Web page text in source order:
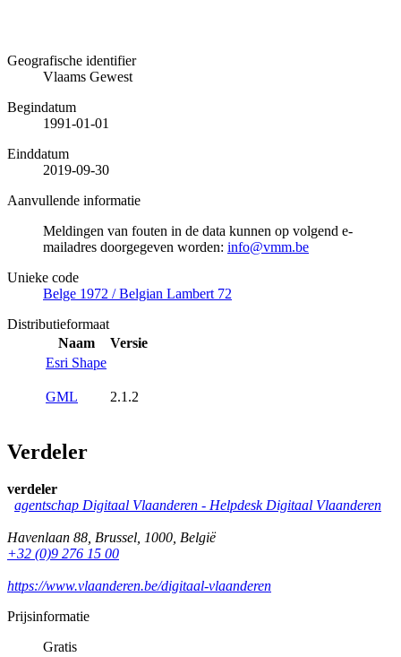
Geografische identifier
Vlaams Gewest
Begindatum
1991-01-01
Einddatum
2019-09-30
Aanvullende informatie
Meldingen van fouten in de data kunnen op volgend e-
mailadres doorgegeven worden: info@vmm.be
Unieke code
Belge 1972 / Belgian Lambert 72
Distributieformaat
Naam
Versie
Esri Shape
GML 2.1.2
Verdeler
verdeler
agentschap Digitaal Vlaanderen - Helpdesk Digitaal Vlaanderen
Havenlaan 88, Brussel, 1000, België
+32 (0)9 276 15 00
https://www.vlaanderen.be/digitaal-vlaanderen
Prijsinformatie
Gratis